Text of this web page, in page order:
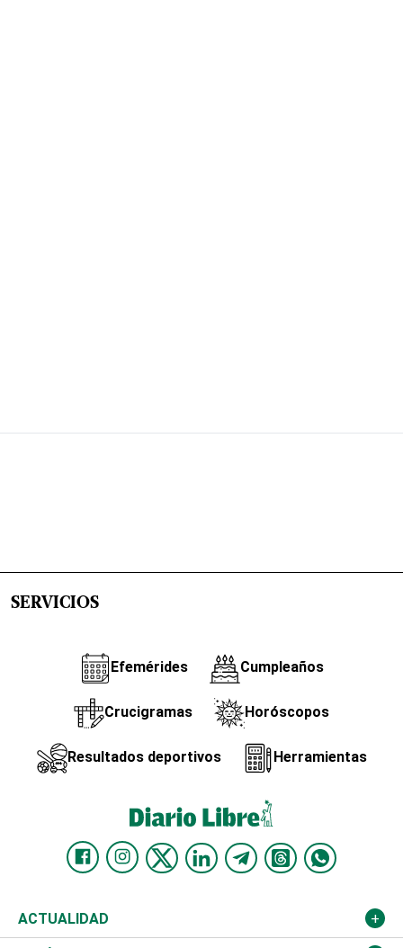
SERVICIOS
Efemérides Cumpleaños
Crucigramas Horóscopos
Resultados deportivos Herramientas
ACTUALIDAD